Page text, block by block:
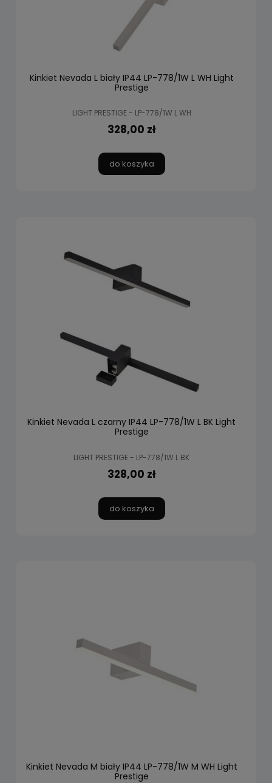
Kinkiet Nevada L biały IP44 LP-778/1W L WH Light
Prestige
LIGHT PRESTIGE - LP-778/1W L WH
328,00 zł
do koszyka
Kinkiet Nevada L czarny IP44 LP-778/1W L BK Light
Prestige
LIGHT PRESTIGE - LP-778/1W L BK
328,00 zł
do koszyka
Kinkiet Nevada M biały IP44 LP-778/1W M WH Light
Prestige